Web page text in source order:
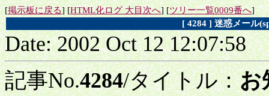
[掲示板に戻る] [HTML化ログ 大目次へ] [ツリー一覧0009番へ]
[ 4284 ] 迷惑メール
Date: 2002 Oct 12 12:07:58
記事No.4284/タイトル：お